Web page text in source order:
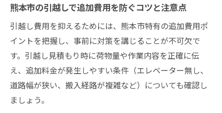
暮らしやすさ重視の引越し計画と熊本市の
特徴
熊本市で避けるべき引越し先のリスクと注
意事項
災害リスクや交通アクセスも考慮した引越
熊本市の引越しで追加費用を防ぐコツと注意点
引越し費用を抑えるためには、熊本市特有の追加費用ポ
イントを把握し、事前に対策を講じることが不可欠で
す。引越し見積もり時に荷物量や作業内容を正確に伝
え、追加料金が発生しやすい条件（エレベーター無し、
道路幅が狭い、搬入経路が複雑など）についても確認し
ましょう。